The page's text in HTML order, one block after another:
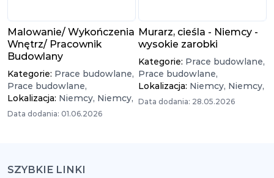
Malowanie/ Wykończenia
Wnętrz/ Pracownik
Budowlany
Kategorie: Prace budowlane,
Prace budowlane,
Lokalizacja: Niemcy, Niemcy,
Data dodania: 01.06.2026
Murarz, cieśla - Niemcy -
wysokie zarobki
Kategorie: Prace budowlane,
Prace budowlane,
Lokalizacja: Niemcy, Niemcy,
Data dodania: 28.05.2026
SZYBKIE LINKI